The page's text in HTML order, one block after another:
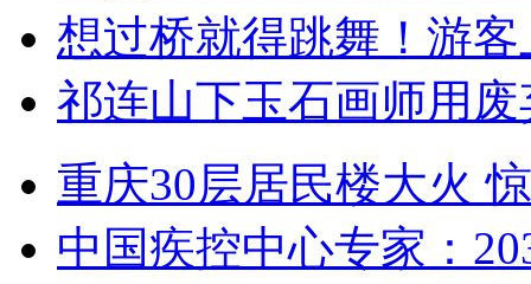
想过桥就得跳舞！游客
祁连山下玉石画师用
重庆30层居民楼大火
中国疾控中心专家：